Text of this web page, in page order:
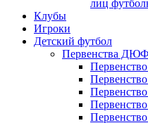
лиц
Клубы
Игроки
Детский футбол
Первенства